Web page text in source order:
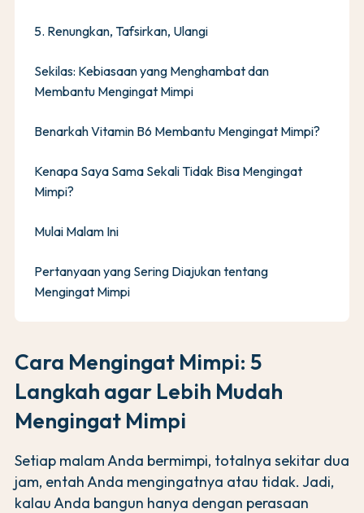
Cara Mengingat Mimpi: 5
Langkah agar Lebih Mudah
Mengingat Mimpi
Setiap malam Anda bermimpi, totalnya sekitar dua
jam, entah Anda mengingatnya atau tidak. Jadi,
kalau Anda bangun hanya dengan perasaan
5. Renungkan, Tafsirkan, Ulangi
Sekilas: Kebiasaan yang Menghambat dan
Membantu Mengingat Mimpi
Benarkah Vitamin B6 Membantu Mengingat Mimpi?
Kenapa Saya Sama Sekali Tidak Bisa Mengingat
Mimpi?
Mulai Malam Ini
Pertanyaan yang Sering Diajukan tentang
Mengingat Mimpi